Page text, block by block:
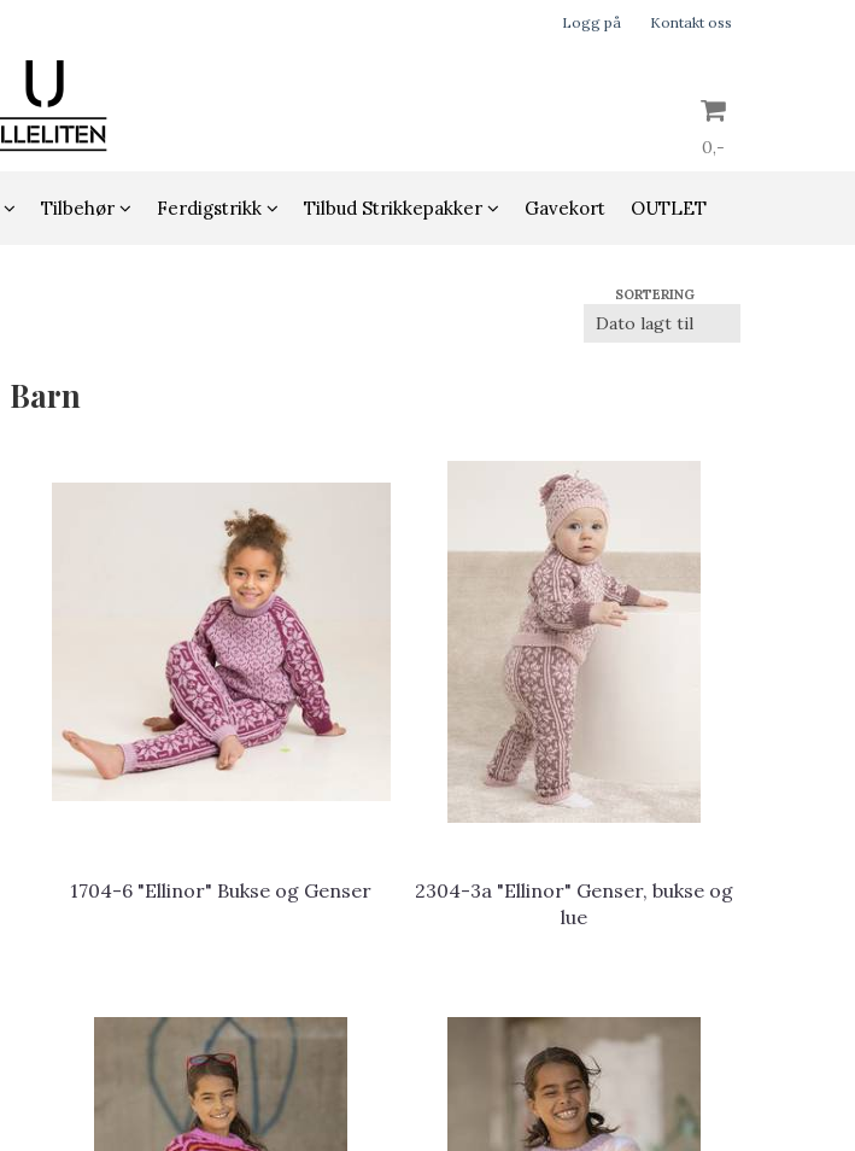
Logg på Kontakt oss
0,-
Tilbehør Ferdigstrikk Tilbud Strikkepakker Gavekort OUTLET
SORTERING
Barn
1704-6 "Ellinor" Bukse og Genser
2304-3a "Ellinor" Genser, bukse og
lue
Trykk ENTER for å søke